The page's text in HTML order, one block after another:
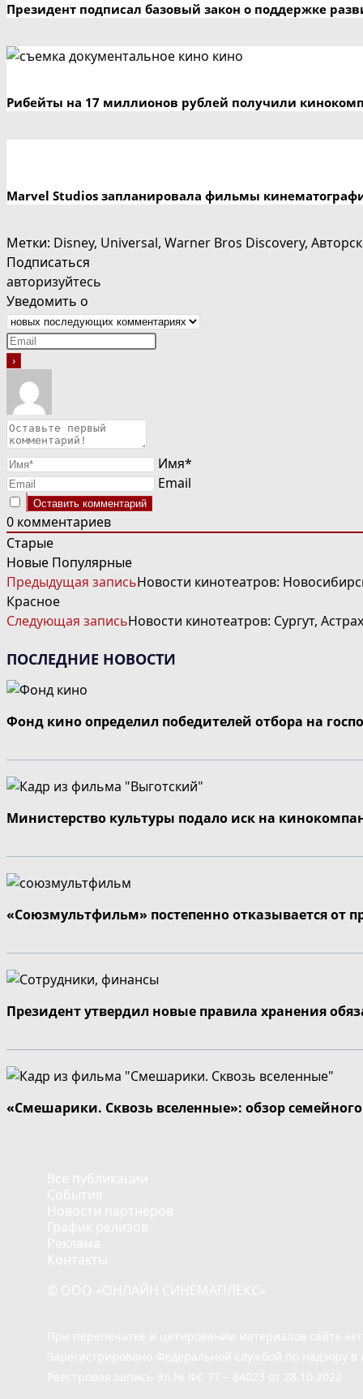
Президент подписал базовый закон о поддержке
Рибейты на 17 миллионов рублей получили
Marvel Studios запланировала фильмы
Метки: Disney, Universal, Warner Bros Discovery,
Подписаться
авторизуйтесь
Уведомить о
Имя*
Email
0 комментариев
Старые
Новые Популярные
ЧИТАТЬ
ДАЛЕЕ
СТАТЬИ
Предыдущая записьНовости кинотеатров:
Красное
Следующая записьНовости кинотеатров: Сургут,
ПОСЛЕДНИЕ НОВОСТИ
Фонд кино определил победителей отбора на
Министерство культуры подало иск на
«Союзмультфильм» постепенно отказывается от
Президент утвердил новые правила хранения
«Смешарики. Сквозь вселенные»: обзор